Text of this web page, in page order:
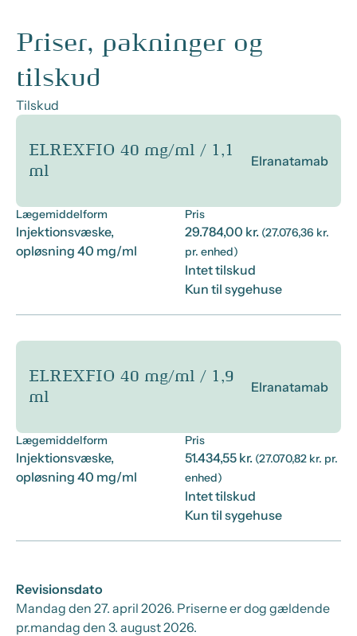
Priser, pakninger og
tilskud
Tilskud
ELREXFIO 40 mg/ml / 1,1
ml
Elranatamab
Lægemiddelform
Injektionsvæske,
opløsning 40 mg/ml
Pris
29.784,00 kr. (27.076,36 kr.
pr. enhed)
Intet tilskud
Kun til sygehuse
ELREXFIO 40 mg/ml / 1,9
ml
Elranatamab
Lægemiddelform
Injektionsvæske,
opløsning 40 mg/ml
Pris
51.434,55 kr. (27.070,82 kr. pr.
enhed)
Intet tilskud
Kun til sygehuse
Revisionsdato
Mandag den 27. april 2026. Priserne er dog gældende
pr.mandag den 3. august 2026.